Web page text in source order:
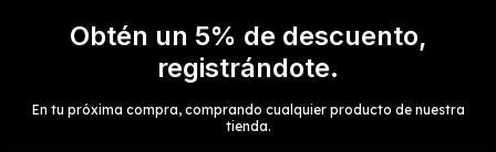
Obtén un 5% de descuento,
registrándote.
En tu próxima compra, comprando cualquier producto de nuestra
tienda.